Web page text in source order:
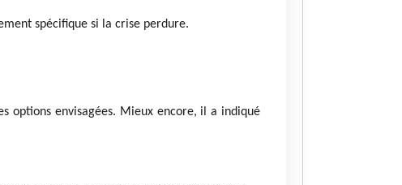
spécifique si la crise perdure.
options envisagées. Mieux encore, il a indiqué